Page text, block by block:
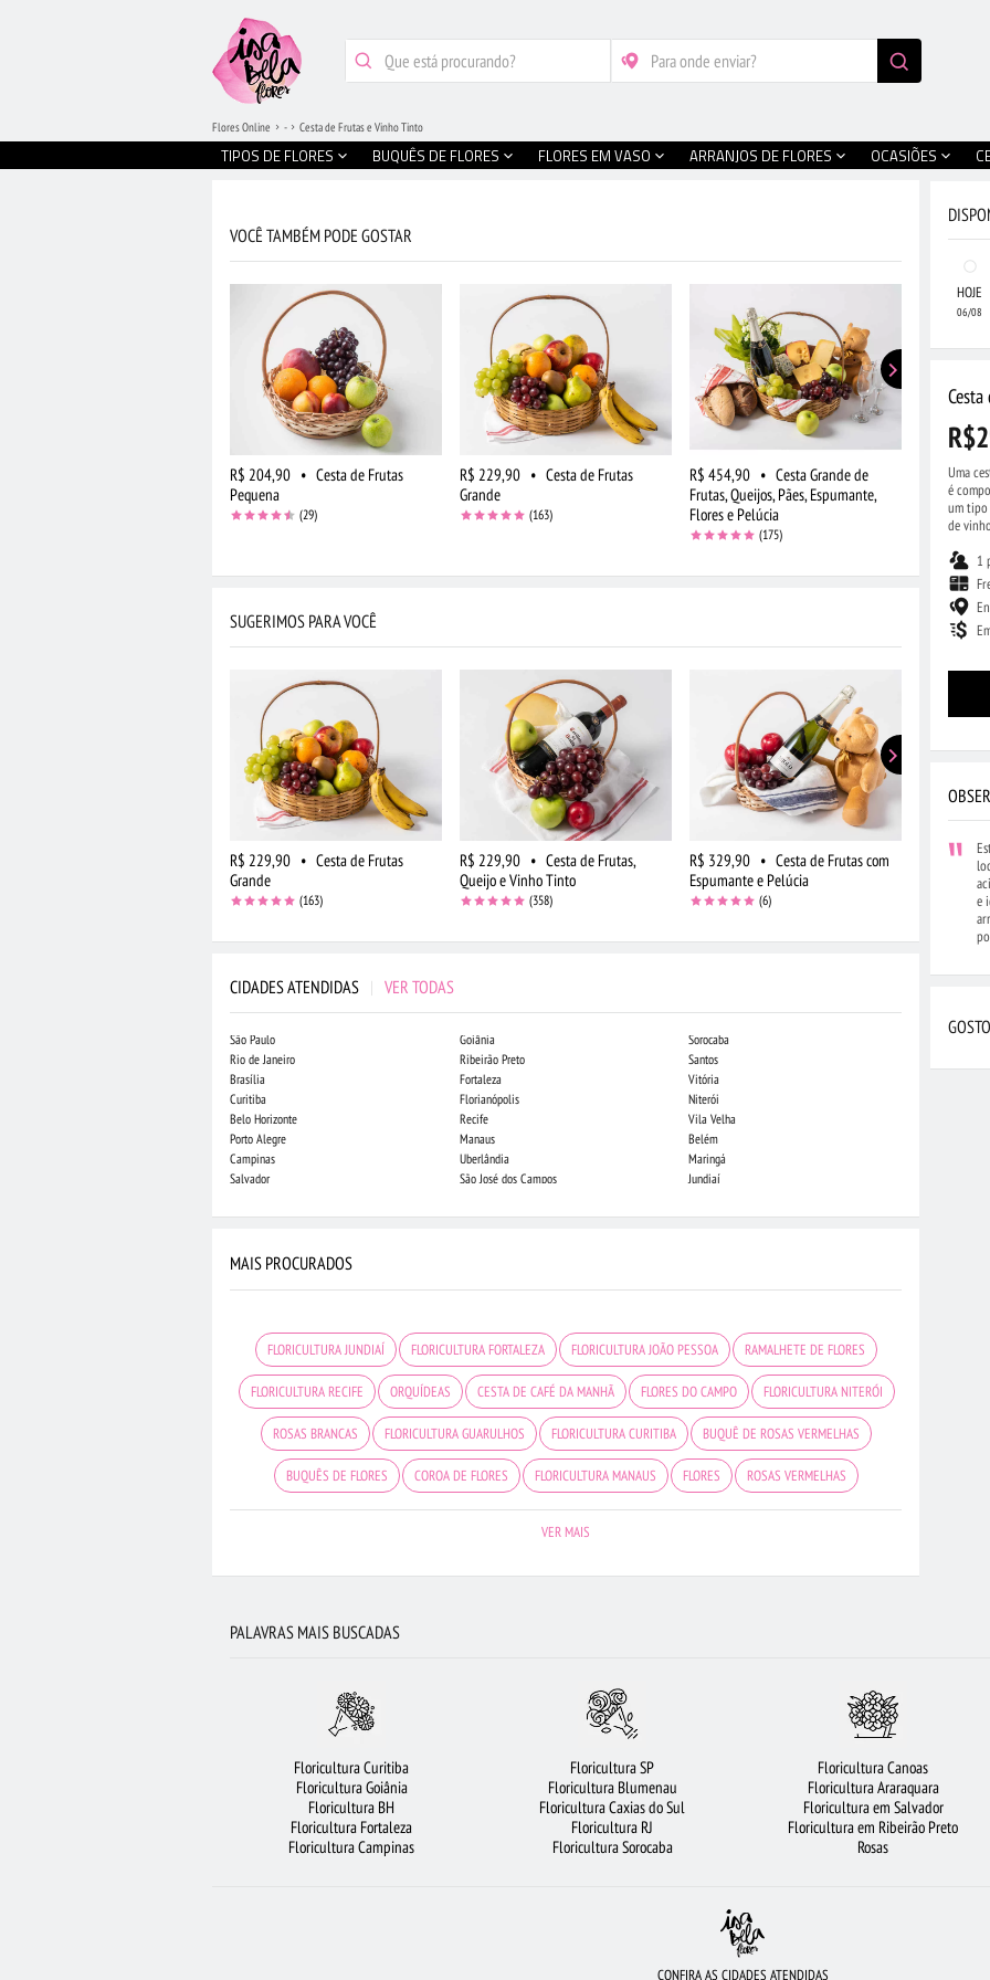
TIPOS DE FLORES BUQUÊS DE FLORES FLORES EM VASO ARRANJOS DE FLORES OCASIÕES
Flores Online - Cesta de Frutas e Vinho Tinto
VOCÊ TAMBÉM PODE GOSTAR
R$ 204,90 • Cesta de Frutas
Pequena
(29)
R$ 229,90 • Cesta de Frutas
Grande
(163)
R$ 454,90 • Cesta Grande de
Frutas, Queijos, Pães, Espumante,
Flores e Pelúcia
(175)
R$ 519,90
Frutas,
SUGERIMOS PARA VOCÊ
R$ 229,90 • Cesta de Frutas
Grande
(163)
R$ 229,90 • Cesta de Frutas,
Queijo e Vinho Tinto
(358)
R$ 329,90 • Cesta de Frutas com
Espumante e Pelúcia
(6)
R$ 244,90
Frutas e
CIDADES ATENDIDAS | VER TODAS
São Paulo
Rio de Janeiro
Brasília
Curitiba
Belo Horizonte
Porto Alegre
Campinas
Salvador
Goiânia
Ribeirão Preto
Fortaleza
Florianópolis
Recife
Manaus
Uberlândia
São José dos Campos
Sorocaba
Santos
Vitória
Niterói
Vila Velha
Belém
Maringá
Jundiaí
Campo Grande
MAIS PROCURADOS
FLORICULTURA JUNDIAÍ FLORICULTURA FORTALEZA FLORICULTURA JOÃO PESSOA RAMALHETE DE FLORES
FLORICULTURA RECIFE ORQUÍDEAS CESTA DE CAFÉ DA MANHÃ FLORES DO CAMPO FLORICULTURA NITERÓI
ROSAS BRANCAS FLORICULTURA GUARULHOS FLORICULTURA CURITIBA BUQUÊ DE ROSAS VERMELHAS
BUQUÊS DE FLORES COROA DE FLORES FLORICULTURA MANAUS FLORES ROSAS VERMELHAS
ARRANJO DE FLORES
FLORICULTURA SANTOS
FLORICULTURA SÃO BERNARDO DO CAMPO FLORICULTURA SÃO JOSÉ DOS CAMPOS CIDADES MAIS PROCURADAS
CESTA DE FRUTAS FLORICULTURA BARUERI
FLORICULTURA RIBEIRÃO PRETO FLORES COLORIDAS
VER MAIS
HOJE
06/08
Uma
é
um tipo
de
1
e
PALAVRAS MAIS BUSCADAS
Floricultura Curitiba
Floricultura Goiânia
Floricultura BH
Floricultura Fortaleza
Floricultura Campinas
Floricultura SP
Floricultura Blumenau
Floricultura Caxias do Sul
Floricultura RJ
Floricultura Sorocaba
Floricultura Canoas
Floricultura Araraquara
Floricultura em Salvador
Floricultura em Ribeirão Preto
Rosas
CONFIRA AS CIDADES ATENDIDAS